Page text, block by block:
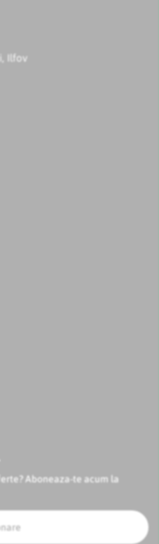
Ilfov
Aboneaza-te acum la